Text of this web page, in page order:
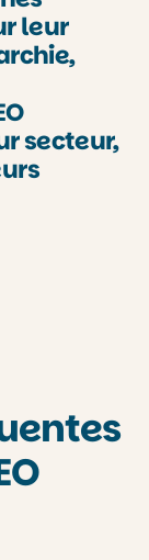
leur
secteur,